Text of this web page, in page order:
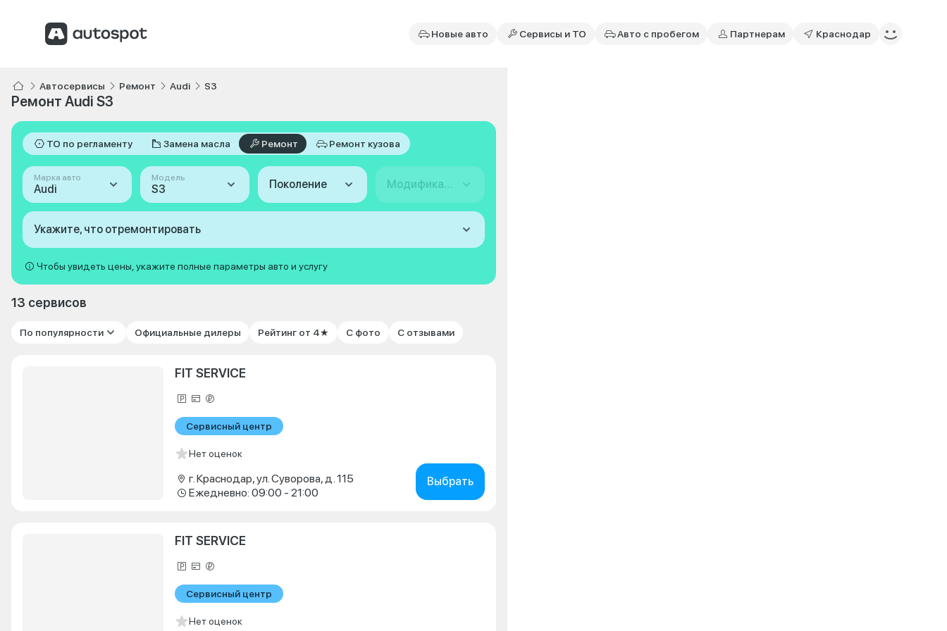
Новые авто Сервисы и ТО Авто с пробегом Партнерам Краснодар
Автосервисы Ремонт Audi S3
Ремонт Audi S3
ТО по регламенту Замена масла Ремонт Ремонт кузова
Марка авто
Audi
Модель
S3 Поколение Модификация
Укажите, что отремонтировать
Чтобы увидеть цены, укажите полные параметры авто и услугу
13 сервисов
По популярности Официальные дилеры Рейтинг от 4★ С фото С отзывами
FIT SERVICE
Сервисный центр
Нет оценок
г. Краснодар, ул. Суворова, д. 115
Ежедневно: 09:00 - 21:00
Выбрать
FIT SERVICE
Сервисный центр
Нет оценок